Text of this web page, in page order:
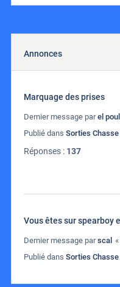
Annonces
Marquage des prises
Dernier message parel
Publié dans Sorties Chasse
Réponses : 137
Vous êtes sur spearboy
Dernier message parscal «
Publié dans Sorties Chasse